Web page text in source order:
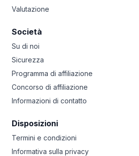
Valutazione
Società
Su di noi
Sicurezza
Programma di affiliazione
Concorso di affiliazione
Informazioni di contatto
Disposizioni
Termini e condizioni
Informativa sulla privacy